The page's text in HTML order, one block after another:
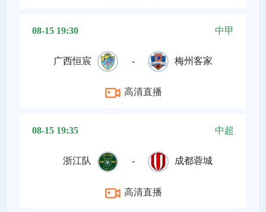
08-15 19:30 中甲
广西恒宸 - 梅州客家
高清直播
08-15 19:35 中超
浙江队 - 成都蓉城
高清直播